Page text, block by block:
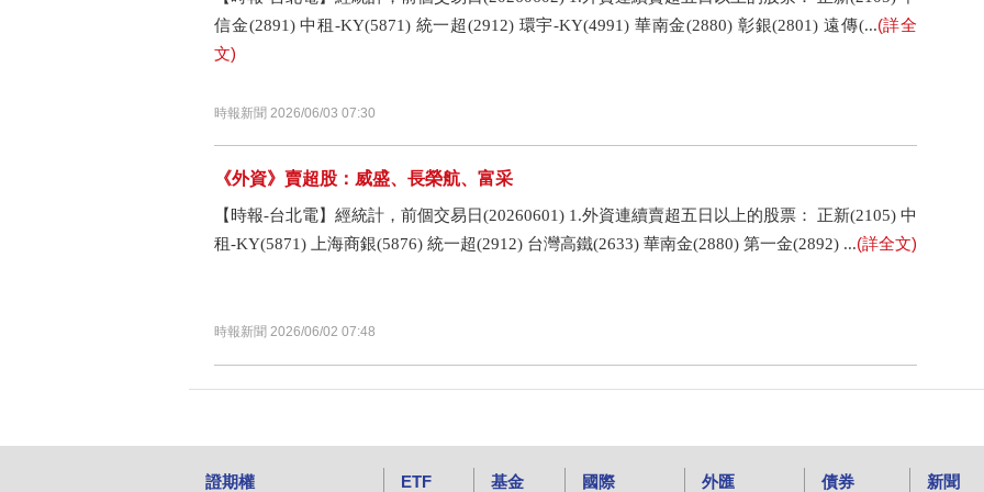
信金(2891) 中租-KY(5871) 統一超(2912) 環宇-KY(4991) 華南金(2880) 彰銀(2801) 遠傳(...(詳全
文)
時報新聞 2026/06/03 07:30
《外資》賣超股：威盛、長榮航、富采
【時報-台北電】經統計，前個交易日(20260601) 1.外資連續賣超五日以上的股票： 正新(2105) 中
租-KY(5871) 上海商銀(5876) 統一超(2912) 台灣高鐵(2633) 華南金(2880) 第一金(2892) ...(詳全文)
時報新聞 2026/06/02 07:48
證期權 ETF 基金 國際 外匯 債券 新聞